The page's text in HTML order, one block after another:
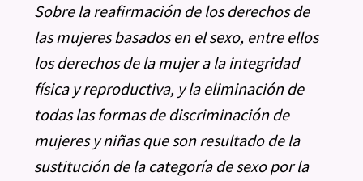
Sobre la reafirmación de los derechos de
las mujeres basados en el sexo, entre ellos
los derechos de la mujer a la integridad
física y reproductiva, y la eliminación de
todas las formas de discriminación de
mujeres y niñas que son resultado de la
sustitución de la categoría de sexo por la